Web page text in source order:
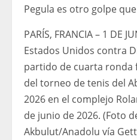
Pegula es otro golpe
PARÍS, FRANCIA – 1 DE
Estados Unidos contra
partido de cuarta ronda
del torneo de tenis del
2026 en el complejo
de junio de 2026. (Foto
Akbulut/Anadolu vía